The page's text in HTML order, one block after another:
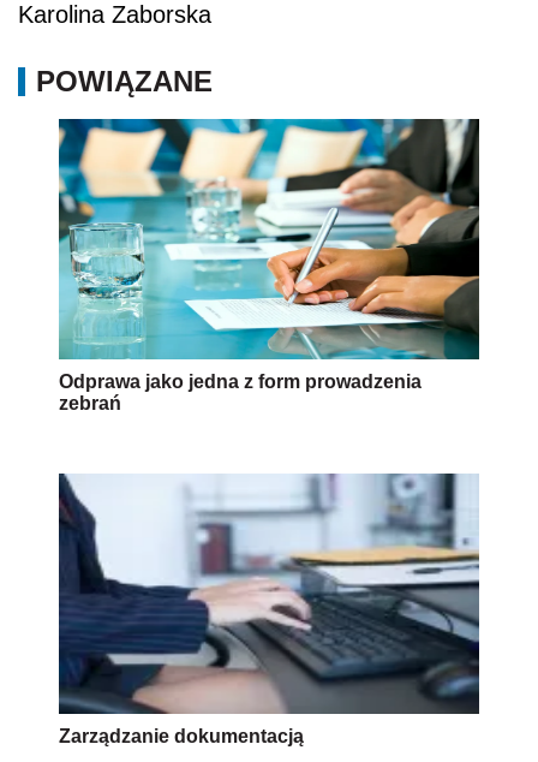
Karolina Zaborska
POWIĄZANE
Odprawa jako jedna z form prowadzenia
zebrań
Zarządzanie dokumentacją